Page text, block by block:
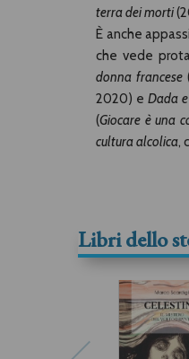
terra dei morti
È anche
che vede
donna francese
2020) e Dada
(Giocare è una
cultura alcolica,
Libri dello